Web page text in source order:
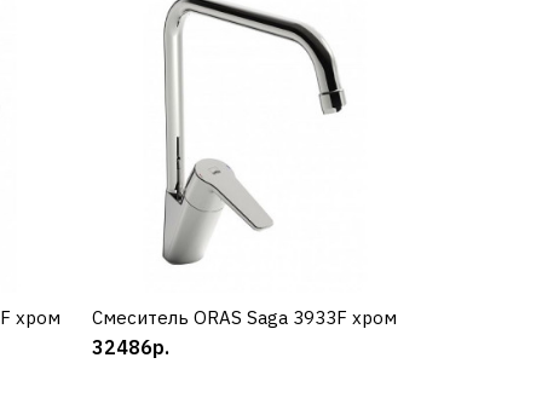
хром КУПИТЬ
Смеситель ORAS Saga 3933F хром
32486р.